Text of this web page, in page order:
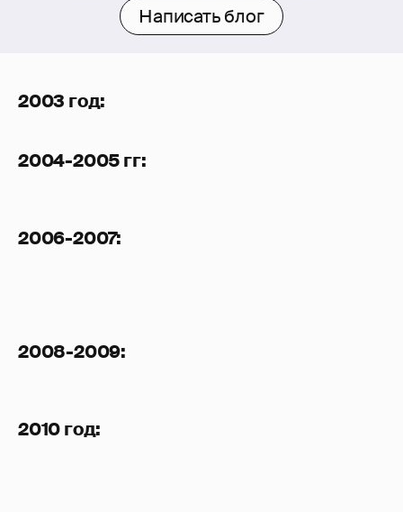
Написать блог
2003 год:
2004-2005 гг:
2006-2007:
2008-2009:
2010 год: